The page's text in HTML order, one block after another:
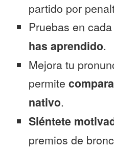
partido por
Pruebas en
has aprendido.
Mejora tu
permite
nativo.
Siéntete
premios de